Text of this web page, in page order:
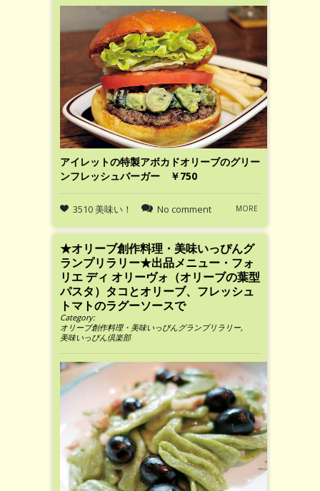
アイレットの特製アボカドオリーブのグリー
ンフレッシュバーガー ￥750
3510 美味い！ No comment MORE
★オリーブ創作料理・美味いっぴんグ
ランプリラリー★出品メニュー・フォ
リエ ディ オリーヴォ（オリーブの葉型
パスタ）タコとオリーブ、フレッシュ
トマトのラグーソースで
Category:
オリーブ創作料理・美味いっぴんグランプリラリー,
美味いっぴん倶楽部